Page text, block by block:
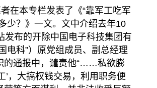
在本专栏发表了《“靠军工吃军
少？》一文。文中介绍去年10
发布的开除中国电子科技集团有
电科”）原党组成员、副总经理
的通报中，谴责他“……私欲膨
’，大搞权钱交易，利用职务便